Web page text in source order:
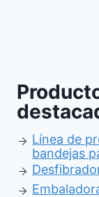
Línea de
bandejas